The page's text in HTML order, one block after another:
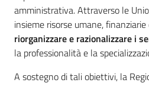
Bilanci
degli
Enti
locali
amministrativa. Attraverso le
insieme risorse umane,
riorganizzare e razionalizzare i
la professionalità e la
A sostegno di tali obiettivi, la